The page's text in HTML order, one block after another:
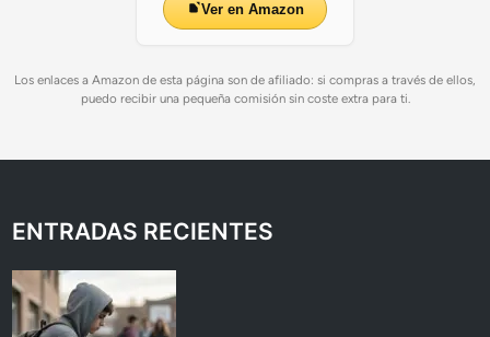
Ver en Amazon
Los enlaces a Amazon de esta página son de afiliado: si compras a través de ellos,
puedo recibir una pequeña comisión sin coste extra para ti.
ENTRADAS RECIENTES